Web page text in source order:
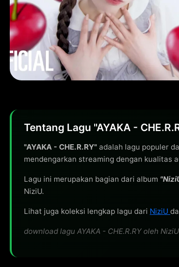
Tentang Lagu "AYAKA -
"AYAKA - CHE.R.RY" adalah lagu populer
mendengarkan streaming dengan kualitas
Lagu ini merupakan bagian dari album
NiziU.
Lihat juga koleksi lengkap lagu dari NiziU
download lagu AYAKA - CHE.R.RY oleh